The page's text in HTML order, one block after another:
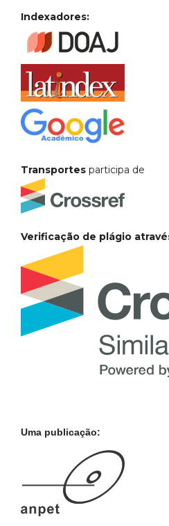
Indexadores:
Transportes participa de
Verificação de plágio
Uma publicação: